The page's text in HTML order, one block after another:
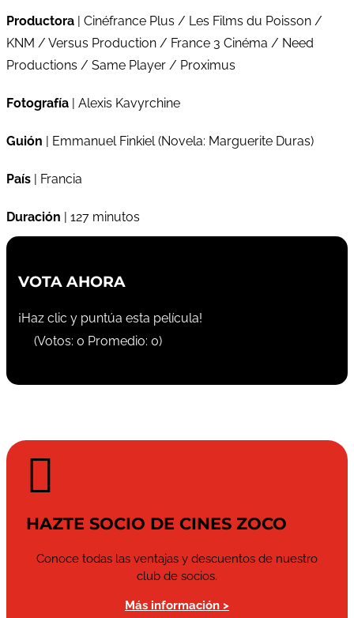
Productora | Cinéfrance Plus / Les Films du Poisson /
KNM / Versus Production / France 3 Cinéma / Need
Productions / Same Player / Proximus
Fotografía | Alexis Kavyrchine
Guión | Emmanuel Finkiel (Novela: Marguerite Duras)
País | Francia
Duración | 127 minutos
VOTA AHORA
¡Haz clic y puntúa esta película!
(Votos: 0 Promedio: 0)

HAZTE SOCIO DE CINES ZOCO
Conoce todas las ventajas y descuentos de nuestro
club de socios.
Más información >